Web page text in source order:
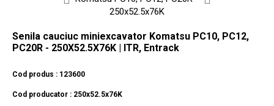
Senila cauciuc miniexcavator Komatsu PC10, PC12,
PC20R - 250X52.5X76K | ITR, Entrack
Cod produs : 123600
Cod producator : 250x52.5x76K